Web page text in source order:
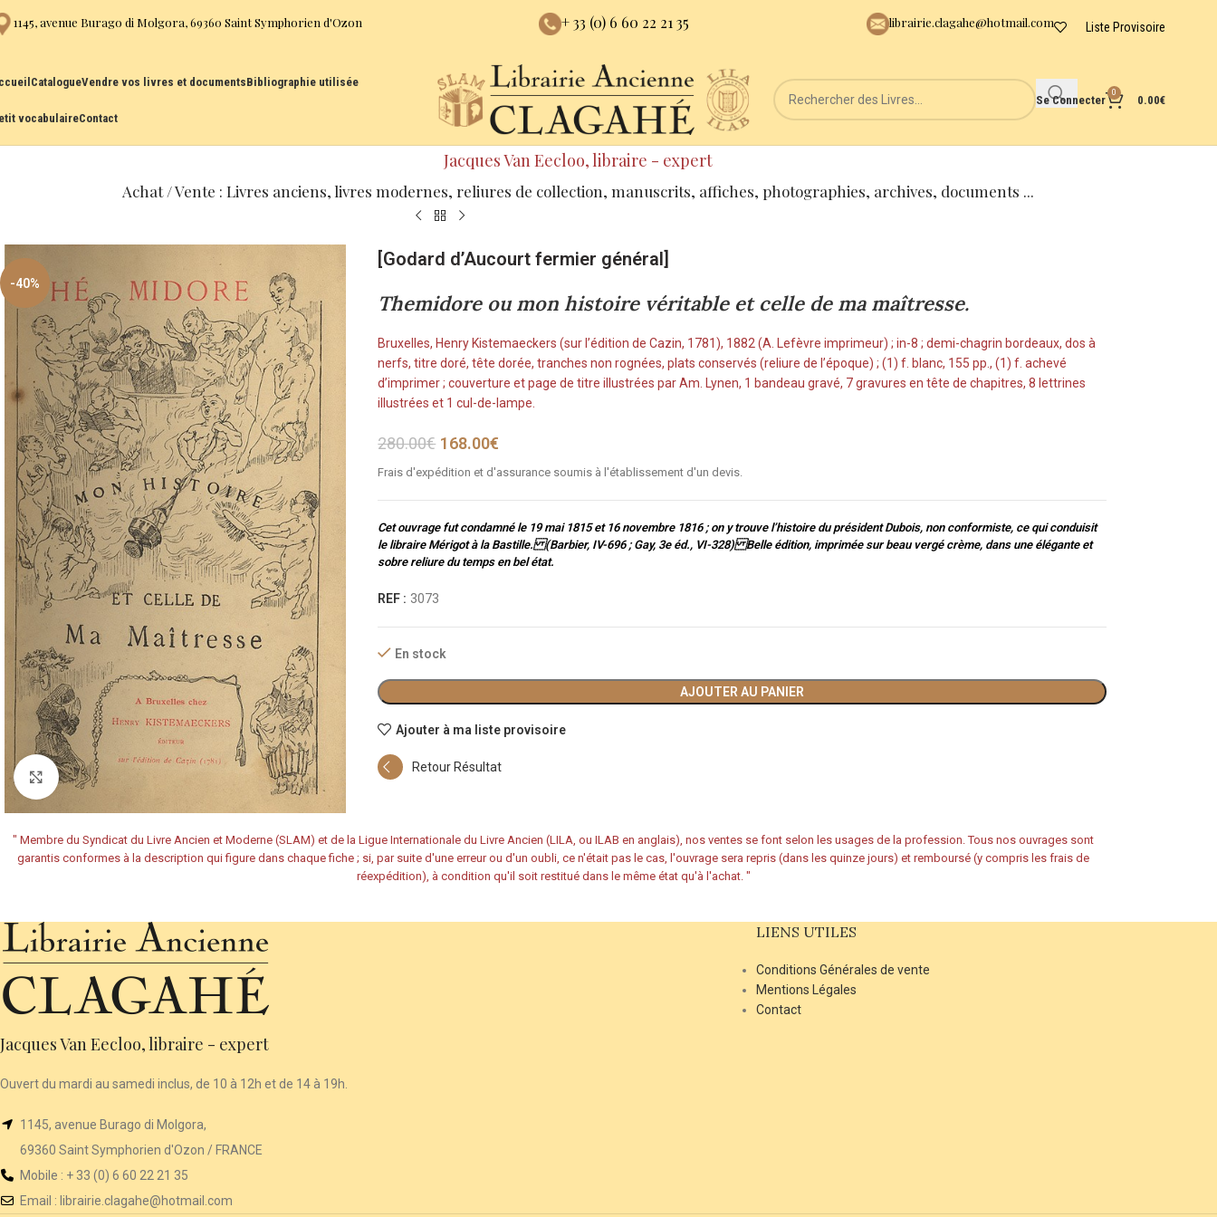
1145, avenue Burago di Molgora, 69360 Saint Symphorien d'Ozon + 33 (0) 6 60 22 21 35 librairie.clagahe@hotmail.com Liste Provisoire
CatalogueVendre vos livres et documentsBibliographie utilisée
vocabulaireContact
Se Connecter
0
0.00€
Jacques Van Eecloo, libraire - expert
Achat / Vente : Livres anciens, livres modernes, reliures de collection, manuscrits, affiches, photographies, archives, documents ...
-40%
Cliquez pour agrandir
[Godard d’Aucourt fermier général]
Themidore ou mon histoire véritable et celle de ma maîtresse.
Bruxelles, Henry Kistemaeckers (sur l’édition de Cazin, 1781), 1882 (A. Lefèvre imprimeur) ; in-8 ; demi-chagrin bordeaux, dos à
nerfs, titre doré, tête dorée, tranches non rognées, plats conservés (reliure de l’époque) ; (1) f. blanc, 155 pp., (1) f. achevé
d’imprimer ; couverture et page de titre illustrées par Am. Lynen, 1 bandeau gravé, 7 gravures en tête de chapitres, 8 lettrines
illustrées et 1 cul-de-lampe.
280.00€ 168.00€
Frais d'expédition et d'assurance soumis à l'établissement d'un devis.
Cet ouvrage fut condamné le 19 mai 1815 et 16 novembre 1816 ; on y trouve l’histoire du président Dubois, non conformiste, ce qui conduisit
le libraire Mérigot à la Bastille. (Barbier, IV-696 ; Gay, 3e éd., VI-328) Belle édition, imprimée sur beau vergé crème, dans une élégante et
sobre reliure du temps en bel état.
REF : 3073
En stock
AJOUTER AU PANIER
Ajouter à ma liste provisoire
Retour Résultat
" Membre du Syndicat du Livre Ancien et Moderne (SLAM) et de la Ligue Internationale du Livre Ancien (LILA, ou ILAB en anglais), nos ventes se font selon les usages de la profession. Tous nos ouvrages sont
garantis conformes à la description qui figure dans chaque fiche ; si, par suite d'une erreur ou d'un oubli, ce n'était pas le cas, l'ouvrage sera repris (dans les quinze jours) et remboursé (y compris les frais de
réexpédition), à condition qu'il soit restitué dans le même état qu'à l'achat. "
Jacques Van Eecloo, libraire - expert
Ouvert du mardi au samedi inclus, de 10 à 12h et de 14 à 19h.
1145, avenue Burago di Molgora,
69360 Saint Symphorien d'Ozon / FRANCE
Mobile : + 33 (0) 6 60 22 21 35
Email : librairie .clagahe@hotmail.com
LIENS UTILES
Conditions Générales de vente
Mentions Légales
Contact